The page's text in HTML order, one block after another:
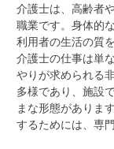
介護士は、高齢者
職業です。 身体的
利用者の生活の質
介護士の仕事は単
やりが求められる
多様であり、施設
まな形態がありま
するためには、専